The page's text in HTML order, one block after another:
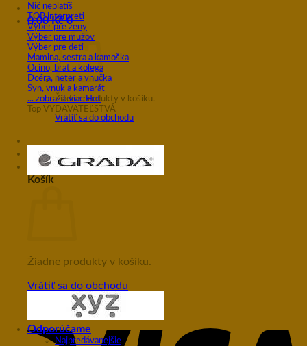
0,00Kč 0
Žiadne produkty v košíku.
Vrátiť sa do obchodu
Košík
Žiadne produkty v košíku.
Vrátiť sa do obchodu
Nič neplatíš
TOP interpreti
Výber pre ženy
Výber pre mužov
Výber pre deti
Mamina, sestra a kamoška
Ocino, brat a kolega
Dcéra, neter a vnučka
Syn, vnuk a kamarát
... zobraziť viac
Top VYDAVATEĽSTVÁ
Odporúčame
Najpredávanejšie